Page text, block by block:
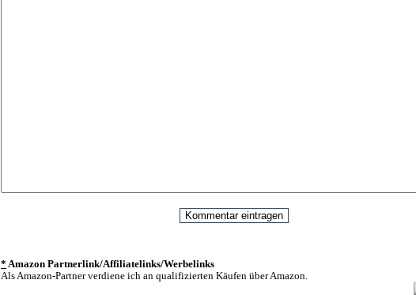
* Amazon Partnerlink/Affiliatelinks/Werbelinks
Als Amazon-Partner verdiene ich an qualifizierten Käufen über Amazon.